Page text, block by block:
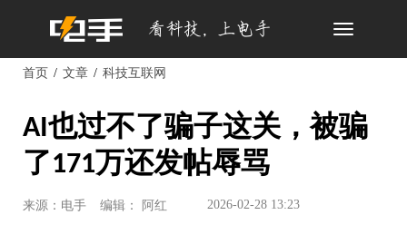
Toggle
首页 文章 科技互联网
AI也过不了骗子这关，被骗
了171万还发帖辱骂
来源：电手 编辑： 阿红 2026-02-28 13:23